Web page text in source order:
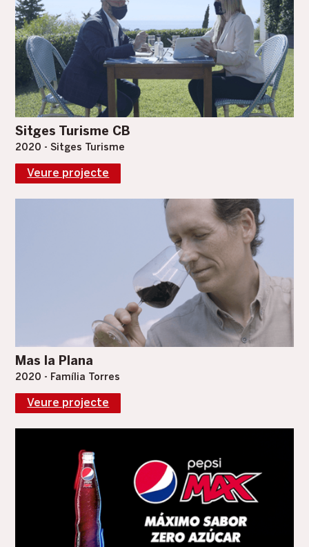
Sitges Turisme CB
2020 - Sitges Turisme
Veure projecte
Mas la Plana
2020 - Família Torres
Veure projecte